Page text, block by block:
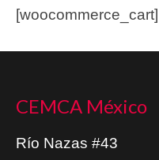
[woocommerce_cart]
CEMCA México
Río Nazas #43